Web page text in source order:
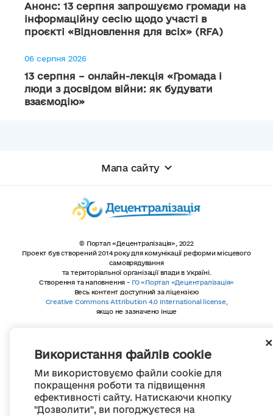
Використання файлів cookie
Ми використовуємо файли cookie для
покращення роботи та підвищення
ефективності сайту. Натискаючи кнопку
"Дозволити", ви погоджуєтеся на
Анонс: 13 серпня запрошуємо громади на
інформаційну сесію щодо участі в
проєкті «Відновлення для всіх» (RFA)
06 серпня 2026
13 серпня – онлайн-лекція «Громада і
люди з досвідом війни: як будувати
взаємодію»
Мапа сайту
© Портал «Децентралізація», 2022
Проект був створений 2014 року для комунікації реформи місцевого
самоврядування
та територіальної організації влади в Україні.
Створення та наповнення - ГО «Портал «Децентралізація»
Весь контент доступний за ліцензією
Creative Commons Attribution 4.0 International license,
якщо не зазначено інше